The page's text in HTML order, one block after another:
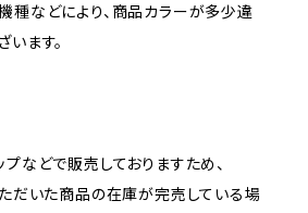
種などにより、商品カラーが多少違
ます。
プなどで販売しておりますため、
だいた商品の在庫が完売している場